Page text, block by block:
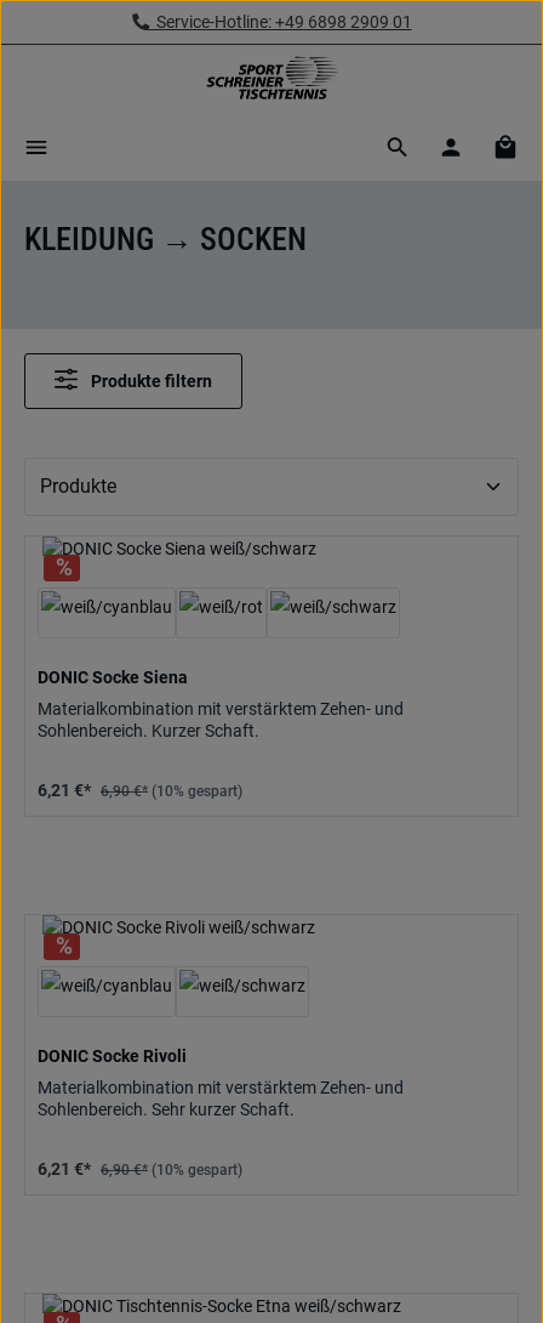
Zum Hauptinhalt springenService-Hotline: +49 6898 2909 01
KLEIDUNG → SOCKEN
Produkte filtern
DONIC Socke Siena
Materialkombination mit verstärktem Zehen- und
Sohlenbereich. Kurzer Schaft.
6,21 €* 6,90 €* (10% gespart)
DONIC Socke Rivoli
Materialkombination mit verstärktem Zehen- und
Sohlenbereich. Sehr kurzer Schaft.
6,21 €* 6,90 €* (10% gespart)